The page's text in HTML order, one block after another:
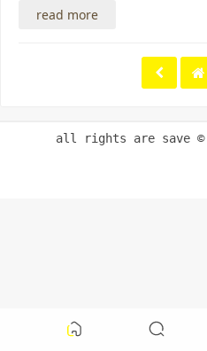
read more
all rights are save ©